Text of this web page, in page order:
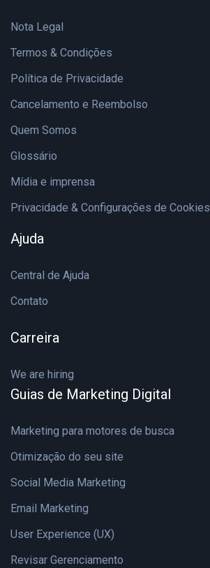
Nota Legal
Termos & Condições
Política de Privacidade
Cancelamento e Reembolso
Quem Somos
Glossário
Mídia e imprensa
Privacidade & Configurações de Cookies
Ajuda
Central de Ajuda
Contato
Carreira
We are hiring
Guias de Marketing Digital
Marketing para motores de busca
Otimização do seu site
Social Media Marketing
Email Marketing
User Experience (UX)
Revisar Gerenciamento